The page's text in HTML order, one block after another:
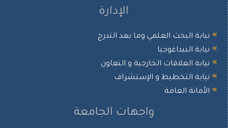
الإدارة
نيابة البحث العلمي وما بعد التدرج
نيابة البيداغوجيا
نيابة العلاقات الخارجية و التعاون
نيابة التخطيط و الإستشراف
الأمانة العامة
واجهات الجامعة